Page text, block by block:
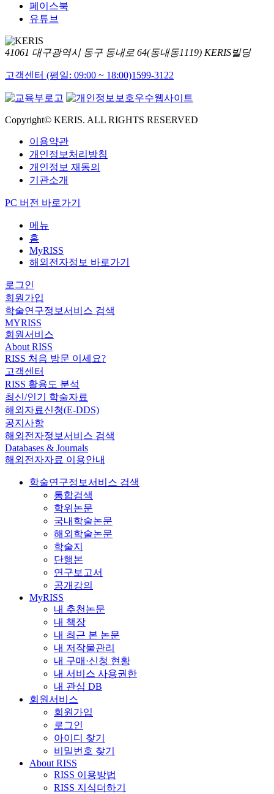
페이스북
유튜브
41061 대구광역시 동구 동내로 64(동내동1119) KERIS빌딩
고객센터 (평일: 09:00 ~ 18:00)1599-3122
Copyright© KERIS. ALL RIGHTS RESERVED
이용약관
개인정보처리방침
개인정보 재동의
기관소개
PC 버전 바로가기
메뉴
홈
MyRISS
해외전자정보 바로가기
로그인
회원가입
학술연구정보서비스 검색
MYRISS
회원서비스
About RISS
RISS 처음 방문 이세요?
고객센터
RISS 활용도 분석
최신/인기 학술자료
해외자료신청(E-DDS)
공지사항
해외전자정보서비스 검색
Databases & Journals
해외전자자료 이용안내
학술연구정보서비스 검색
통합검색
학위논문
국내학술논문
해외학술논문
학술지
단행본
연구보고서
공개강의
MyRISS
내 추천논문
내 책장
내 최근 본 논문
내 저작물관리
내 구매·신청 현황
내 서비스 사용권한
내 관심 DB
회원서비스
회원가입
로그인
아이디 찾기
비밀번호 찾기
About RISS
RISS 이용방법
RISS 지식더하기